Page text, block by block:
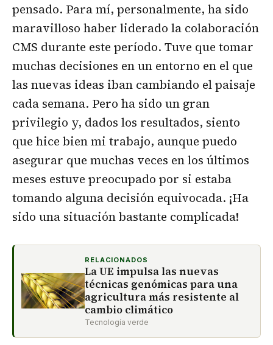
pensado. Para mí, personalmente, ha sido
maravilloso haber liderado la colaboración
CMS durante este período. Tuve que tomar
muchas decisiones en un entorno en el que
las nuevas ideas iban cambiando el paisaje
cada semana. Pero ha sido un gran
privilegio y, dados los resultados, siento
que hice bien mi trabajo, aunque puedo
asegurar que muchas veces en los últimos
meses estuve preocupado por si estaba
tomando alguna decisión equivocada. ¡Ha
sido una situación bastante complicada!
RELACIONADOS
La UE impulsa las nuevas
técnicas genómicas para una
agricultura más resistente al
cambio climático
Tecnología verde